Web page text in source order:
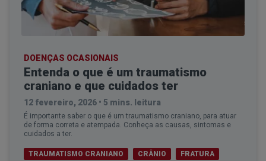
DOENÇAS OCASIONAIS
Entenda o que é um traumatismo
craniano e que cuidados ter
12 fevereiro, 2026 • 5 mins. leitura
É importante saber o que é um traumatismo craniano, para atuar
de forma correta e atempada. Conheça as causas, sintomas e
cuidados a ter.
TRAUMATISMO CRANIANO CRÂNIO FRATURA